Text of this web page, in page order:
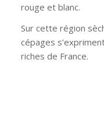
rouge et blanc.
Sur cette région
cépages
riches de France.